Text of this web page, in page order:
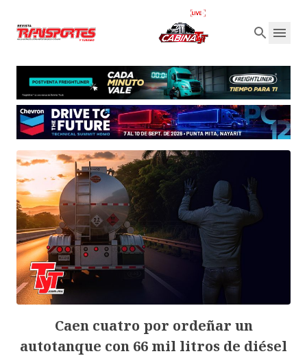
Caen cuatro por ordeñar un
autotanque con 66 mil litros de diésel